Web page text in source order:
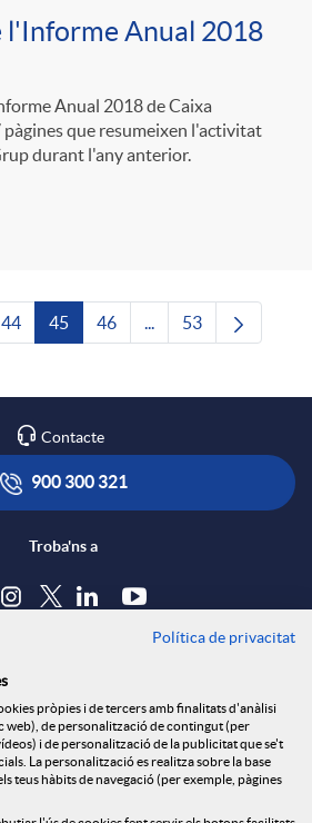
l'Informe Anual 2018
Anual 2018 de Caixa
pàgines que resumeixen l'activitat
durant l'any anterior.
intermèdies Utilitzeu TAB per
Pàgina
44 Pàgina
45 Pàgina
46 ...Pàgines intermèdies
Pàgina
53
Contacte
900 300 321
Troba'ns a
de cookies
Avís legal
Seguretat Online
Política de privacitat
pròpies i de tercers amb finalitats d'anàlisi
web), de personalització de contingut (per
i de personalització de la publicitat que se't
La personalització es realitza sobre la base
teus hàbits de navegació (per exemple, pàgines